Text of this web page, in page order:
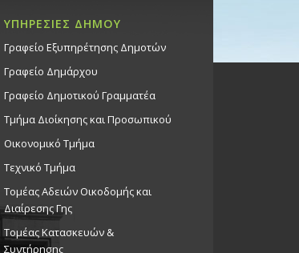
ΥΠΗΡΕΣΙΕΣ ΔΗΜΟΥ
Γραφείο Εξυπηρέτησης Δημοτών
Γραφείο Δημάρχου
Γραφείο Δημοτικού Γραμματέα
Τμήμα Διοίκησης και Προσωπικού
Οικονομικό Τμήμα
Τεχνικό Τμήμα
Τομέας Αδειών Οικοδομής και
Διαίρεσης Γης
Τομέας Κατασκευών &
Συντήρησης